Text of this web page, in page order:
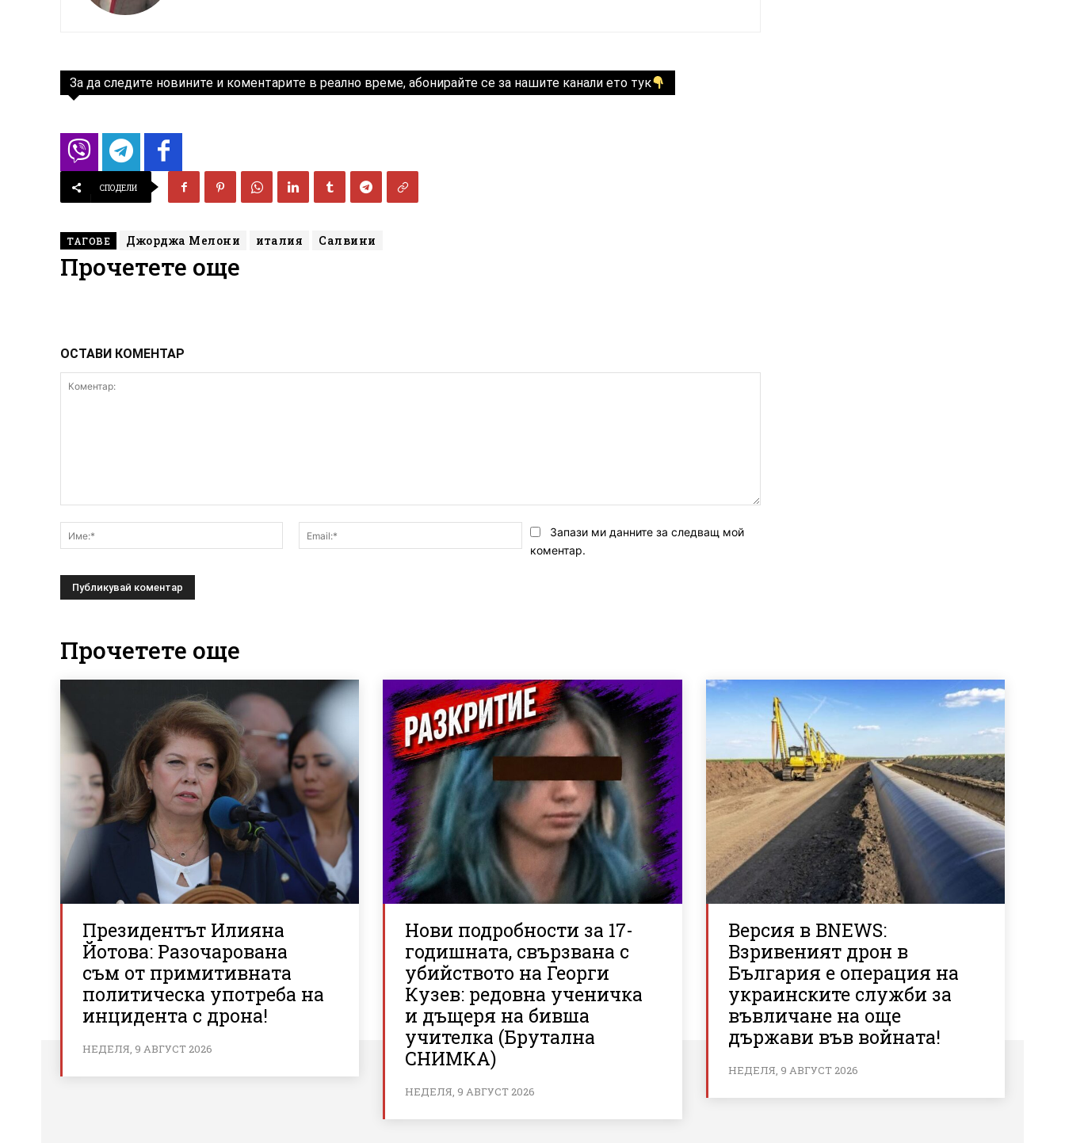
За да следите новините и коментарите в реално време, абонирайте се за нашите канали ето тук
СПОДЕЛИ
ТАГОВЕ Джорджа Мелони италия Салвини
Прочетете още
ОСТАВИ КОМЕНТАР
Име:*
Email:*Запази ми данните за следващ мой
коментар.
Прочетете още
Президентът Илияна
Йотова: Разочарована
съм от примитивната
политическа употреба на
инцидента с дрона!
НЕДЕЛЯ, 9 АВГУСТ 2026
Нови подробности за 17-
годишната, свързвана с
убийството на Георги
Кузев: редовна ученичка
и дъщеря на бивша
учителка (Брутална
СНИМКА)
НЕДЕЛЯ, 9 АВГУСТ 2026
Версия в BNEWS:
Взривеният дрон в
България е операция на
украинските служби за
въвличане на още
държави във войната!
НЕДЕЛЯ, 9 АВГУСТ 2026